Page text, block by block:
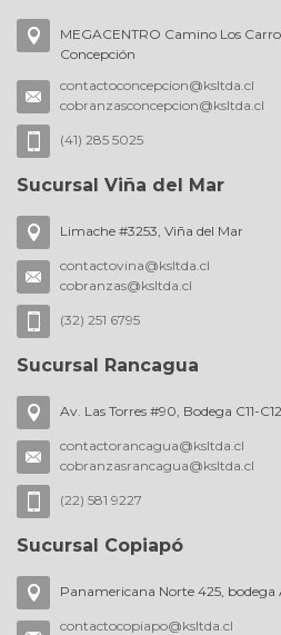
MEGACENTRO Camino Los
Concepción
contactoconcepcion@ksltda.cl
cobranzasconcepcion@ksltda.cl
(41) 285 5025
Sucursal Viña del Mar
Limache #3253, Viña del Mar
contactovina@ksltda.cl
cobranzas@ksltda.cl
(32) 251 6795
Sucursal Rancagua
Av. Las Torres #90, Bodega C11-
contactorancagua@ksltda.cl
cobranzasrancagua@ksltda.cl
(22) 581 9227
Sucursal Copiapó
Panamericana Norte 425, bodega
contactocopiapo@ksltda.cl